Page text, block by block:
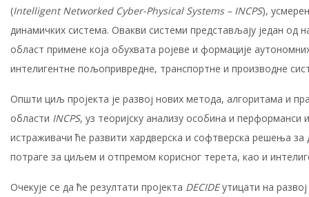
(Intelligent Networked Cyber-Physical Systems – INCPS),
динамичких система. Овакви системи представљају један од
област примене која обухвата ројеве и формације
интелигентне пољопривредне, транспортне и производне
Општи циљ пројекта је развој нових метода, алгоритама и
области INCPS, уз теоријску анализу особина и
истраживачи ће развити хардверска и софтверска решења
потраге за циљем и отпремом корисног терета, као и
Очекује се да ће резултати пројекта DECIDE утицати на